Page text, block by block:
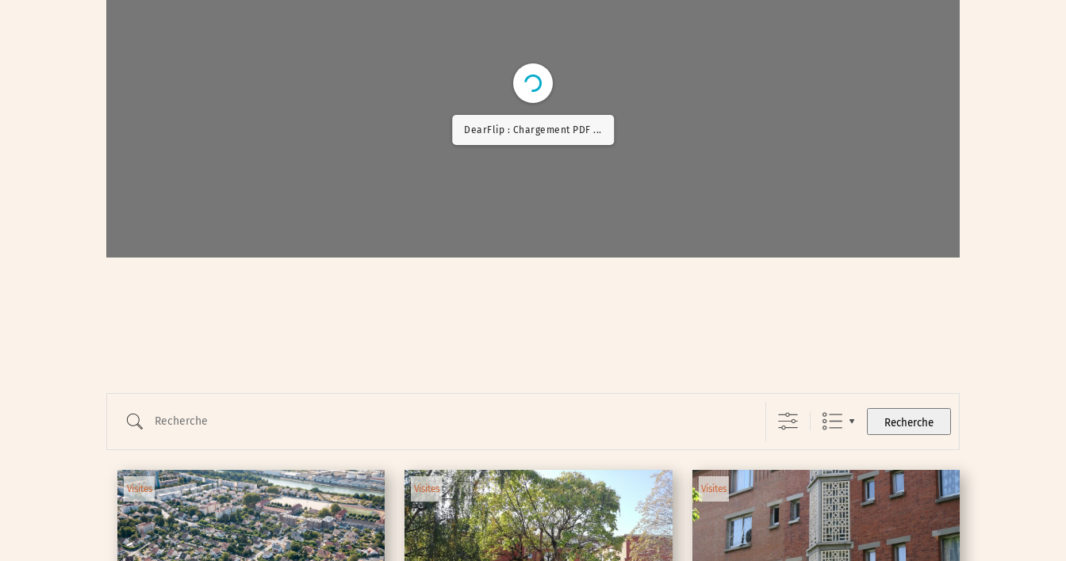
DearFlip : Chargement PDF 10% ...
Recherche
Cycle de rencontres
Expositions
Œuvre collective/participative
Parcours en autonomie
Parole aux habitants
Randonnées
Visites Visites Visites